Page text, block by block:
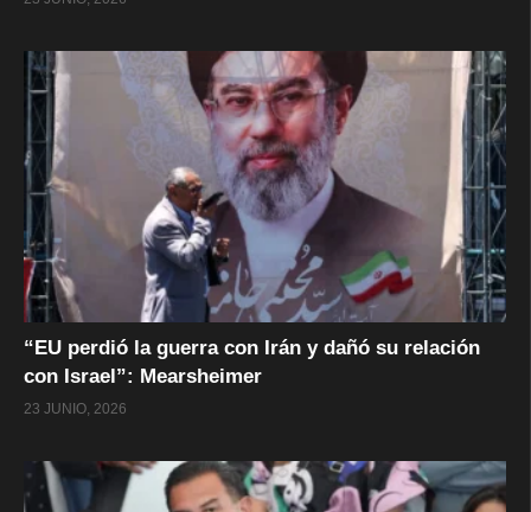
“EU perdió la guerra con Irán y dañó su relación
con Israel”: Mearsheimer
23 JUNIO, 2026